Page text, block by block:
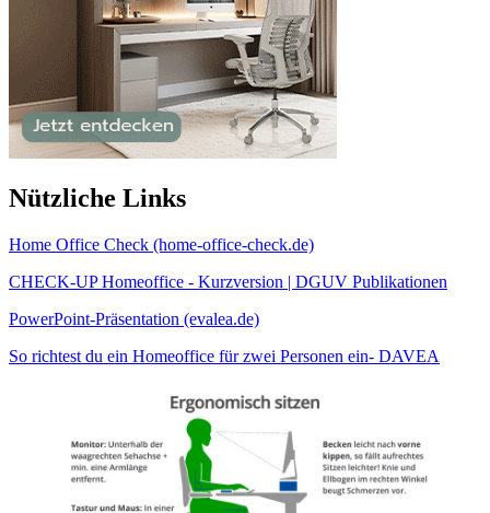
Nützliche Links
Home Office Check (home-office-check.de)
CHECK-UP Homeoffice - Kurzversion | DGUV Publikationen
PowerPoint-Präsentation (evalea.de)
So richtest du ein Homeoffice für zwei Personen ein- DAVEA